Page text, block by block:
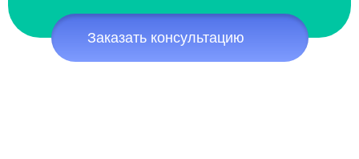
Заказать консультацию